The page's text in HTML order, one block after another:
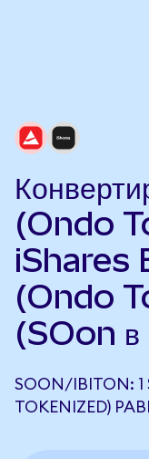
(Ondo
iShares
(Ondo
(SOon
SOON/IBITON: 1
TOKENIZED)